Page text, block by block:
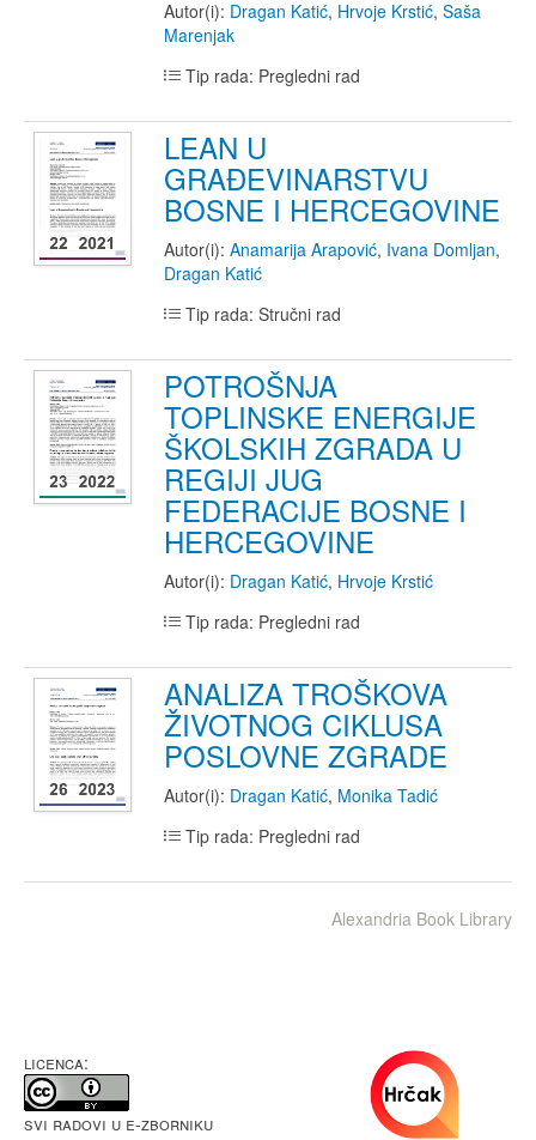
Autor(i): Dragan Katić, Hrvoje Krstić, Saša
Marenjak
Tip rada: Pregledni rad
LEAN U
GRAĐEVINARSTVU
BOSNE I HERCEGOVINE
Autor(i): Anamarija Arapović, Ivana Domljan,
Dragan Katić
Tip rada: Stručni rad
POTROŠNJA
TOPLINSKE ENERGIJE
ŠKOLSKIH ZGRADA U
REGIJI JUG
FEDERACIJE BOSNE I
HERCEGOVINE
Autor(i): Dragan Katić, Hrvoje Krstić
Tip rada: Pregledni rad
ANALIZA TROŠKOVA
ŽIVOTNOG CIKLUSA
POSLOVNE ZGRADE
Autor(i): Dragan Katić, Monika Tadić
Tip rada: Pregledni rad
Alexandria Book Library
LICENCA:
Svi radovi u e-Zborniku